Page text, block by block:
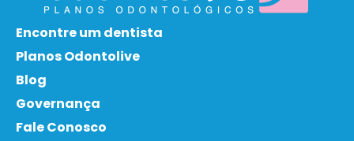
Encontre um dentista
Planos Odontolive
Blog
Governança
Fale Conosco